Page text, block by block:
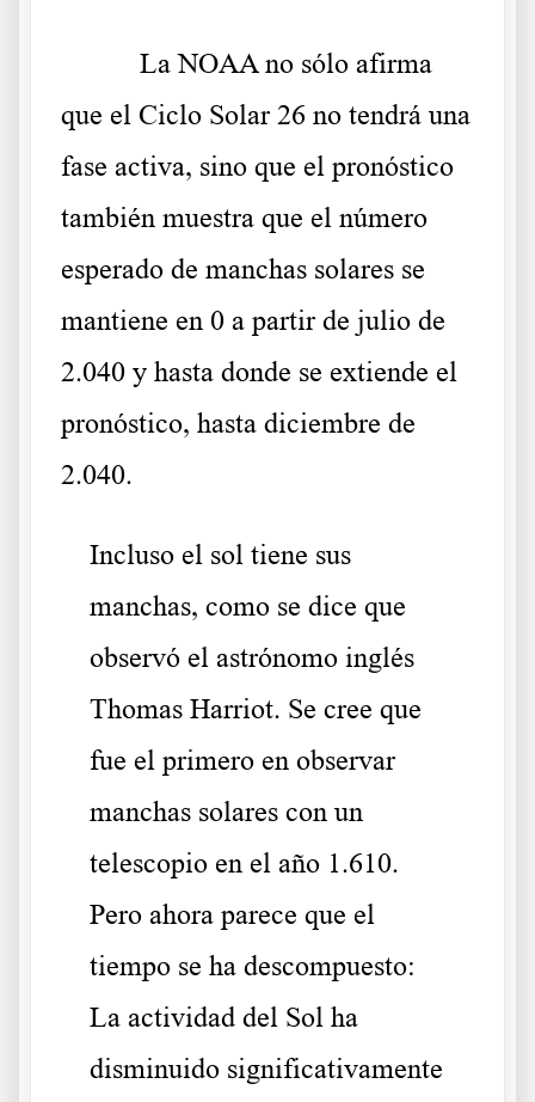
La NOAA no sólo afirma
que el Ciclo Solar 26 no tendrá una
fase activa, sino que el pronóstico
también muestra que el número
esperado de manchas solares se
mantiene en 0 a partir de julio de
2.040 y hasta donde se extiende el
pronóstico, hasta diciembre de
2.040.
Incluso el sol tiene sus
manchas, como se dice que
observó el astrónomo inglés
Thomas Harriot. Se cree que
fue el primero en observar
manchas solares con un
telescopio en el año 1.610.
Pero ahora parece que el
tiempo se ha descompuesto:
La actividad del Sol ha
disminuido significativamente